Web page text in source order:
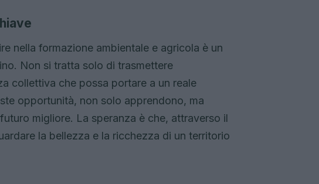
nella formazione ambientale e agricola è un
Non si tratta solo di trasmettere
collettiva che possa portare a un reale
opportunità, non solo apprendono, ma
migliore. La speranza è che, attraverso il
la bellezza e la ricchezza di un territorio